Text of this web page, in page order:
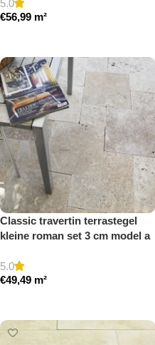
5.0
€56,99 m²
Classic travertin terrastegel
kleine roman set 3 cm model a
5.0
€49,49 m²